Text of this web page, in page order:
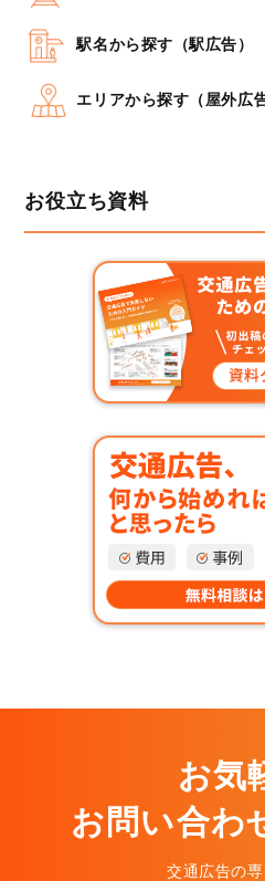
駅名から探す（駅広告）
エリアから探す（屋外広告
お役立ち資料
お気
お問い合わ
交通広告の専